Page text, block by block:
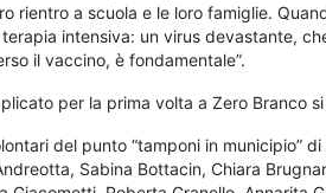
rientro a scuola e le loro famiglie.
intensiva: un virus devastante,
il vaccino, è fondamentale”.
per la prima volta a Zero Branco
del punto “tamponi in municipio”
Sabina Bottacin, Chiara